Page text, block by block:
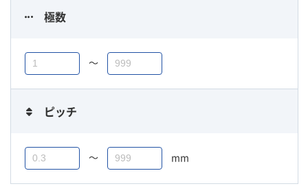
極数
〜
ピッチ
〜 mm